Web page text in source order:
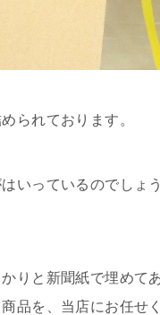
られております。
いっているのでしょう
りと新聞紙で埋めて
品を、当店にお任せ